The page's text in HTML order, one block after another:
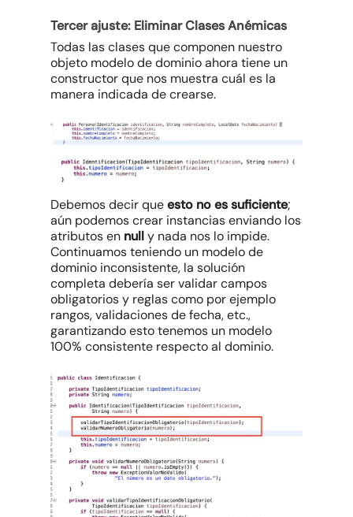
Tercer ajuste: Eliminar Clases Anémicas
Todas las clases que componen nuestro
objeto modelo de dominio ahora tiene un
constructor que nos muestra cuál es la
manera indicada de crearse.
Debemos decir queesto no es suficiente;
aún podemos crear instancias enviando los
atributos en nully nada nos lo impide.
Continuamos teniendo un modelo de
dominio inconsistente, la solución
completa debería ser validar campos
obligatorios y reglas como por ejemplo
rangos, validaciones de fecha, etc.,
garantizando esto tenemos un modelo
100% consistente respecto al dominio.